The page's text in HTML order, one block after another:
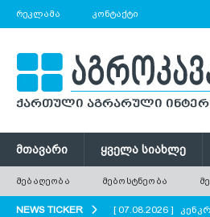
ᲠᲔᲙᲚᲐᲛᲐ ᲙᲝᲜᲢᲐᲥᲢᲘ
ᲛᲗᲐᲕᲐᲠᲘ ᲧᲕᲔᲚᲐ ᲡᲘᲐᲮᲚᲔ
ᲛᲔᲑᲐᲦᲔᲝᲑᲐ ᲛᲔᲑᲝᲡᲢᲜᲔᲝᲑᲐ
NEWS TICKER [ 07.08.2026 ]